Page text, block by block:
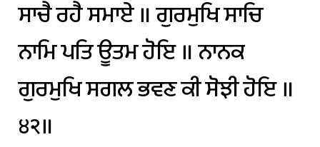
ਸਾਚੈਰਹੈਸਮਾਏ॥ਗੁਰਮੁਖਿਸਾਚਿ
ਨਾਮਿਪਤਿਊਤਮਹੋਇ॥ਨਾਨਕ
ਗੁਰਮੁਖਿਸਗਲਭਵਣਕੀਸੋਝੀਹੋਇ॥
੪੨॥